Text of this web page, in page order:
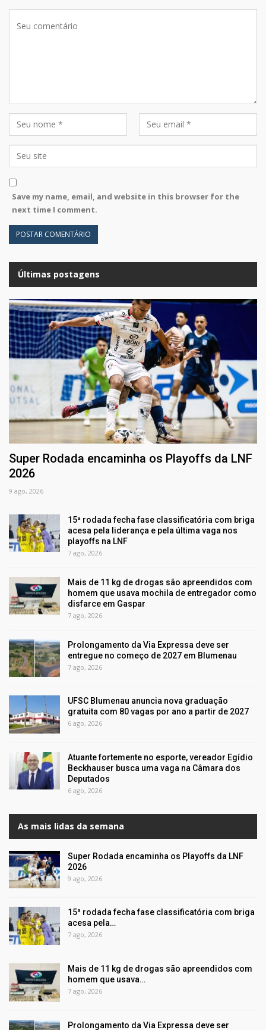
Save my name, email, and website in this browser for the
next time I comment.
Últimas postagens
Super Rodada encaminha os Playoffs da LNF
2026
9 ago, 2026
15ª rodada fecha fase classificatória com briga
acesa pela liderança e pela última vaga nos
playoffs na LNF
7 ago, 2026
Mais de 11 kg de drogas são apreendidos com
homem que usava mochila de entregador como
disfarce em Gaspar
7 ago, 2026
Prolongamento da Via Expressa deve ser
entregue no começo de 2027 em Blumenau
7 ago, 2026
UFSC Blumenau anuncia nova graduação
gratuita com 80 vagas por ano a partir de 2027
6 ago, 2026
Atuante fortemente no esporte, vereador Egídio
Beckhauser busca uma vaga na Câmara dos
Deputados
6 ago, 2026
As mais lidas da semana
Super Rodada encaminha os Playoffs da LNF
2026
9 ago, 2026
15ª rodada fecha fase classificatória com briga
acesa pela…
7 ago, 2026
Mais de 11 kg de drogas são apreendidos com
homem que usava…
7 ago, 2026
Prolongamento da Via Expressa deve ser